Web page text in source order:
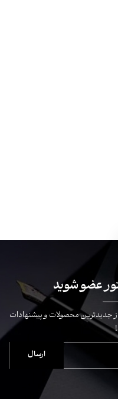
عضو شوید
جدیدترین محصولات و پیشنهادات